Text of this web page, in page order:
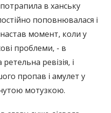
потрапила в ханську
поповнювалася і
настав момент, коли у
проблеми, - в
ревізія, і
пропав і амулет у
мотузкою.